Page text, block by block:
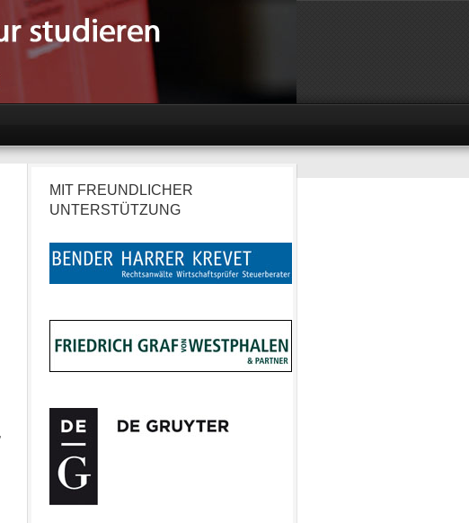
MIT FREUNDLICHER
UNTERSTÜTZUNG